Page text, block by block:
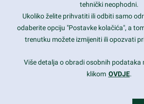
Daily: 9:00 am - 6:00 pm
Sunday: Closed
Copyright 2017FRESHFACE© All Rights
tehnički neophodni.
Ukoliko želite prihvatiti ili odbiti samo
odaberite opciju "Postavke kolačića", a
trenutku možete izmijeniti ili opozvati
Više detalja o obradi osobnih podataka
klikom OVDJE.